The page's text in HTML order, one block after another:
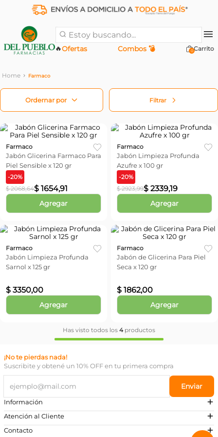
Estoy buscando...
Ofertas
🔥 Combos 💣 0
Farmaco
Filtrar
Farmaco
Jabón Glicerina Farmaco Para
Piel Sensible x 120 gr
-20%
$ 2068,64$ 1654,91
Agregar
Farmaco
Jabón Limpieza Profunda
Azufre x 100 gr
-20%
$ 2923,99$ 2339,19
Agregar
Farmaco
Jabón Limpieza Profunda
Sarnol x 125 gr
$ 3350,00
Agregar
Farmaco
Jabón de Glicerina Para Piel
Seca x 120 gr
$ 1862,00
Agregar
Has visto todos los 4productos
¡No te pierdas nada!
Suscribite y obtené un 10% OFF en tu primera compra
Enviar
Información
Atención al Cliente
Contacto